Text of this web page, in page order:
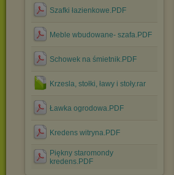
Szafki łazienkowe.PDF
Meble wbudowane- szafa.PDF
Schowek na śmietnik.PDF
Krzesla, stołki, ławy i stoły.rar
Ławka ogrodowa.PDF
Kredens witryna.PDF
Piękny staromondy
kredens.PDF